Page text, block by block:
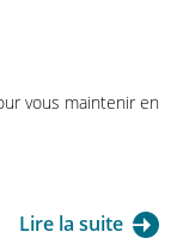
vous maintenir en
Lire la suite